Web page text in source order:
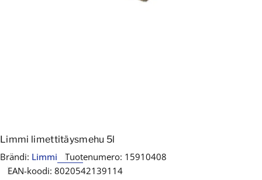
Limmi limettitäysmehu 5l
Brändi: Limmi Tuotenumero: 15910408
EAN-koodi: 8020542139114